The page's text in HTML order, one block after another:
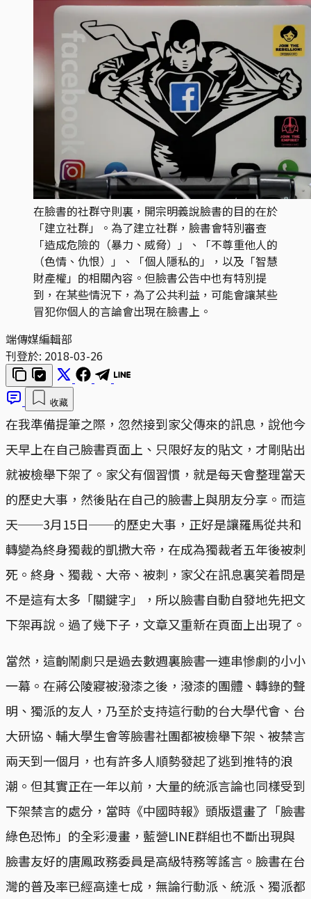
在臉書的社群守則裏，開宗明義說臉書的目的在於
「建立社群」。為了建立社群，臉書會特別審查
「造成危險的（暴力、威脅）」、「不尊重他人的
（色情、仇恨）」、「個人隱私的」，以及「智慧
財產權」的相關內容。但臉書公告中也有特別提
到，在某些情況下，為了公共利益，可能會讓某些
冒犯你個人的言論會出現在臉書上。
端傳媒編輯部
刊登於: 2018-03-26
收藏
在我準備提筆之際，忽然接到家父傳來的訊息，說他今
天早上在自己臉書頁面上、只限好友的貼文，才剛貼出
就被檢舉下架了。家父有個習慣，就是每天會整理當天
的歷史大事，然後貼在自己的臉書上與朋友分享。而這
天──3月15日──的歷史大事，正好是讓羅馬從共和
轉變為終身獨裁的凱撒大帝，在成為獨裁者五年後被刺
死。終身、獨裁、大帝、被刺，家父在訊息裏笑着問是
不是這有太多「關鍵字」，所以臉書自動自發地先把文
下架再說。過了幾下子，文章又重新在頁面上出現了。
當然，這齣鬧劇只是過去數週裏臉書一連串慘劇的小小
一幕。在蔣公陵寢被潑漆之後，潑漆的團體、轉錄的聲
明、獨派的友人，乃至於支持這行動的台大學代會、台
大研協、輔大學生會等臉書社團都被檢舉下架、被禁言
兩天到一個月，也有許多人順勢發起了逃到推特的浪
潮。但其實正在一年以前，大量的統派言論也同樣受到
下架禁言的處分，當時《中國時報》頭版還畫了「臉書
綠色恐怖」的全彩漫畫，藍營LINE群組也不斷出現與
臉書友好的唐鳳政務委員是高級特務等謠言。臉書在台
灣的普及率已經高達七成，無論行動派、統派、獨派都